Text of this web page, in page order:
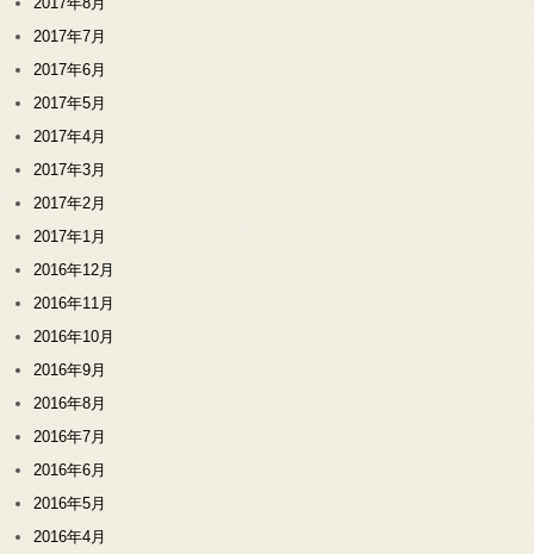
2017年7月
2017年6月
2017年5月
2017年4月
2017年3月
2017年2月
2017年1月
2016年12月
2016年11月
2016年10月
2016年9月
2016年8月
2016年7月
2016年6月
2016年5月
2016年4月